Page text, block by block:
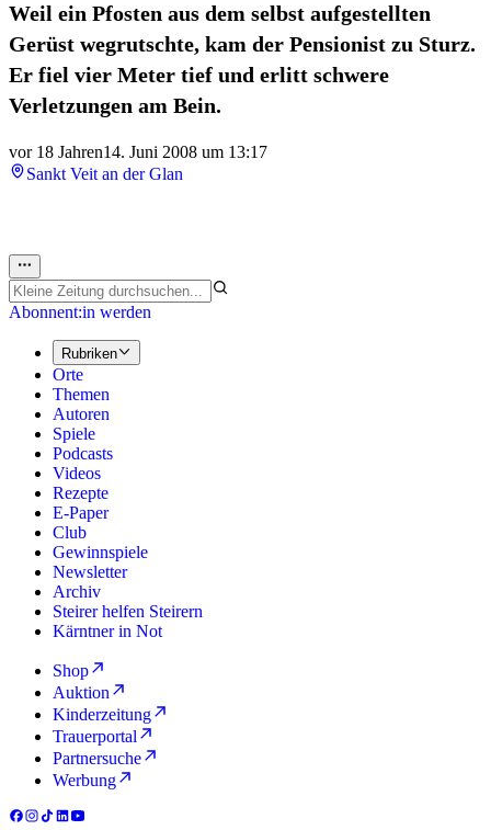
Weil ein Pfosten aus dem selbst aufgestellten
Gerüst wegrutschte, kam der Pensionist zu Sturz.
Er fiel vier Meter tief und erlitt schwere
Verletzungen am Bein.
vor 18 Jahren14. Juni 2008 um 13:17
Sankt Veit an der Glan
Abonnent:in werden
Rubriken
Orte
Themen
Autoren
Spiele
Podcasts
Videos
Rezepte
E-Paper
Club
Gewinnspiele
Newsletter
Archiv
Steirer helfen Steirern
Kärntner in Not
Shop
Auktion
Kinderzeitung
Trauerportal
Partnersuche
Werbung